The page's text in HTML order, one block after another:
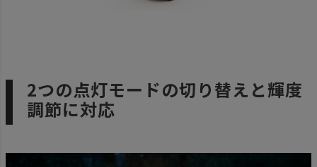
2つの点灯モードの切り替えと輝度
調節に対応